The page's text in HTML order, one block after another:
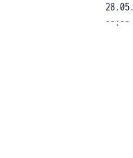
28.05.
--:--